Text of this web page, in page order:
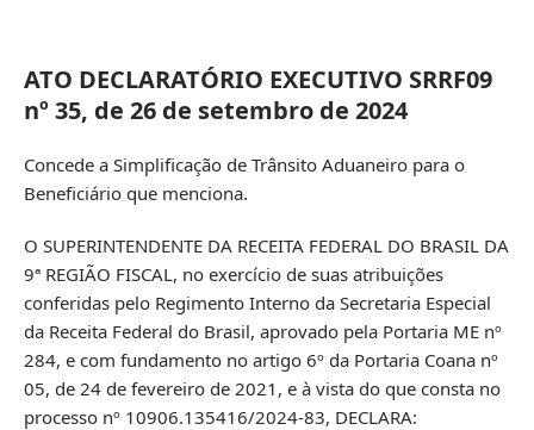
ATO DECLARATÓRIO EXECUTIVO SRRF09
nº 35, de 26 de setembro de 2024
Concede a Simplificação de Trânsito Aduaneiro para o
Beneficiário que menciona.
O SUPERINTENDENTE DA RECEITA FEDERAL DO BRASIL DA
9ª REGIÃO FISCAL, no exercício de suas atribuições
conferidas pelo Regimento Interno da Secretaria Especial
da Receita Federal do Brasil, aprovado pela Portaria ME nº
284, e com fundamento no artigo 6º da Portaria Coana nº
05, de 24 de fevereiro de 2021, e à vista do que consta no
processo nº 10906.135416/2024-83, DECLARA: